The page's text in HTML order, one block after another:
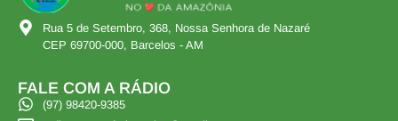
Rua 5 de Setembro, 368, Nossa Senhora de Nazaré
CEP 69700-000, Barcelos - AM
FALE COM A RÁDIO
(97) 98420-9385